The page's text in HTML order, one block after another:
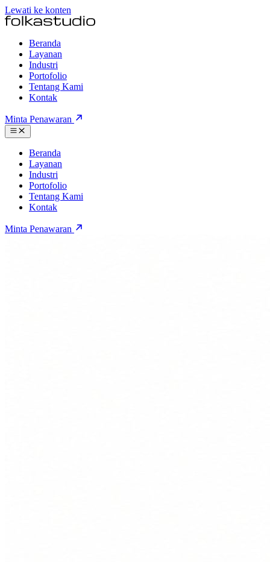
Lewati ke konten
Beranda
Layanan
Industri
Portofolio
Tentang Kami
Kontak
Minta Penawaran
Beranda
Layanan
Industri
Portofolio
Tentang Kami
Kontak
Minta Penawaran